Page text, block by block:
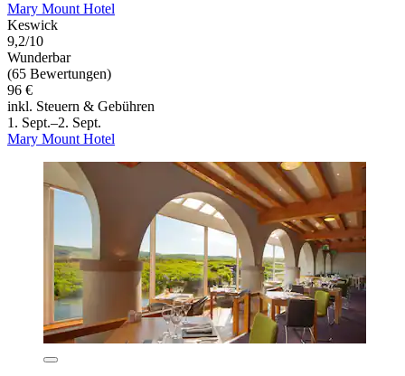
Mary Mount Hotel
Keswick
9,2/10
Wunderbar
(65 Bewertungen)
96 €
inkl. Steuern & Gebühren
1. Sept.–2. Sept.
Mary Mount Hotel